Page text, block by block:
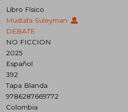
Libro Físico
Mustafa Suleyman
DEBATE
NO FICCION
2025
Español
392
Tapa Blanda
9786287669772
Colombia